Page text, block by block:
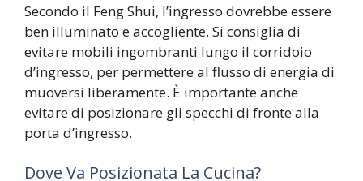
Secondo il Feng Shui, l’ingresso dovrebbe essere
ben illuminato e accogliente. Si consiglia di
evitare mobili ingombranti lungo il corridoio
d’ingresso, per permettere al flusso di energia di
muoversi liberamente. È importante anche
evitare di posizionare gli specchi di fronte alla
porta d’ingresso.
Dove Va Posizionata La Cucina?